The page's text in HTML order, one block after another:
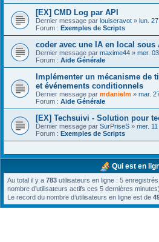
[EX] CMD Log par API
Dernier message par louiseravot » lun.
Forum : Exemples de Scripts
coder avec une IA en local sous
Dernier message par maxime44 » mer.
Forum : Aide Générale
Implémenter un mécanisme de
et événements conditionnels
Dernier message par mdanielm » mar.
Forum : Aide Générale
[EX] Techsuivi - Solution pour
Dernier message par SurPriseS » mer.
Forum : Exemples de Scripts
Qui est en
Au total il y a 783 utilisateurs en ligne : 5
nombre d’utilisateurs actifs ces 5 dernières minutes)
Le record du nombre d’utilisateurs en ligne est de